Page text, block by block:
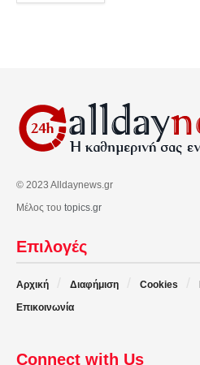
© 2023 Alldaynews.gr
Μέλος του topics.gr
Επιλογές
Αρχική Διαφήμιση Cookies
Επικοινωνία
Connect with Us